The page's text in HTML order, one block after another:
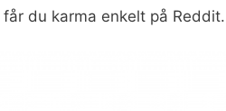
får du karma enkelt på Reddit.